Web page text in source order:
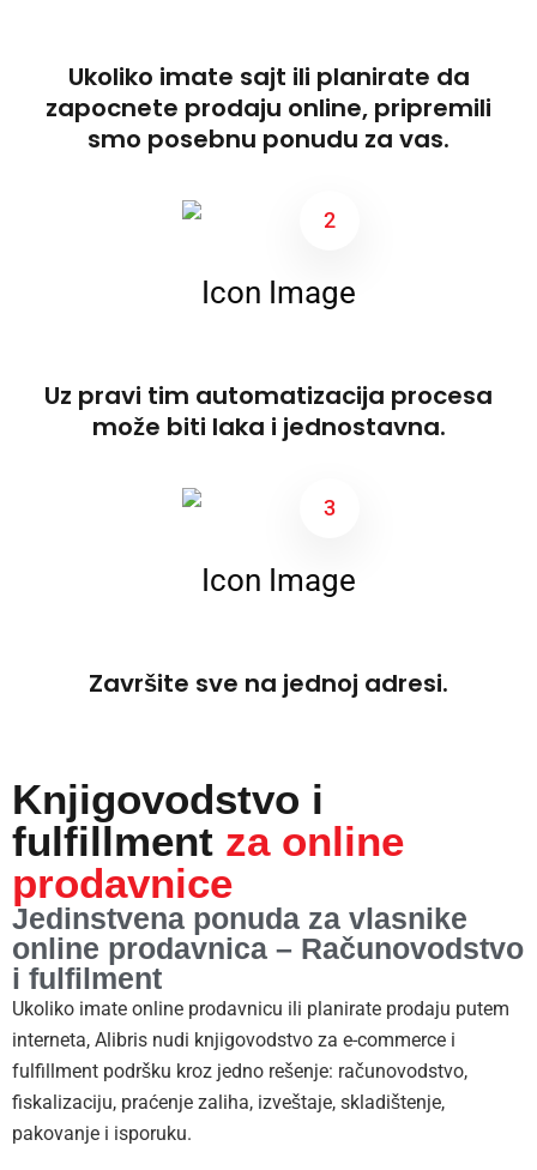
Ukoliko imate sajt ili planirate da
zapocnete prodaju online, pripremili
smo posebnu ponudu za vas.
2
Uz pravi tim automatizacija procesa
može biti laka i jednostavna.
3
Završite sve na jednoj adresi.
Knjigovodstvo i
fulfillment za online
prodavnice
Jedinstvena ponuda za vlasnike
online prodavnica – Računovodstvo
i fulfilment
Ukoliko imate online prodavnicu ili planirate prodaju putem
interneta, Alibris nudi knjigovodstvo za e-commerce i
fulfillment podršku kroz jedno rešenje: računovodstvo,
fiskalizaciju, praćenje zaliha, izveštaje, skladištenje,
pakovanje i isporuku.